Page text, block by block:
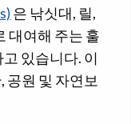
은 낚싯대, 릴,
대여해 주는 훌
있습니다. 이
공원 및 자연보